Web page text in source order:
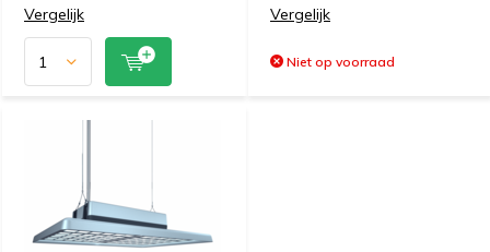
Vergelijk Vergelijk
Niet op voorraad